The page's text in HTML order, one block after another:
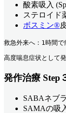
酸素吸入
ステロイド
ボスミン®
救急外来へ：1時間
高度喘息症状として
発作治療 Step
SABAネブ
SAMAの吸